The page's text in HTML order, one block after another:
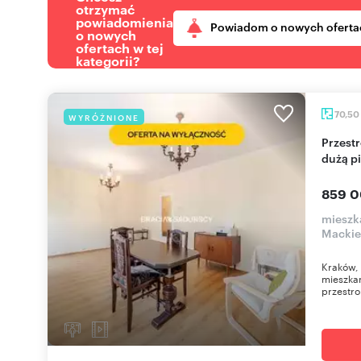
otrzymać
powiadomienia
o nowych
ofertach w tej
kategorii?
Powiadom o nowych
WYRÓŻNIONE 70,50
Przestronne 4-pokojowe mieszkanie z loggią i
dużą
859